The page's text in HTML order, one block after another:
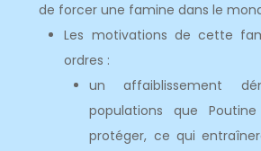
de forcer une famine dans le
Les motivations de cette
ordres :
un affaiblissement
populations que
protéger, ce qui